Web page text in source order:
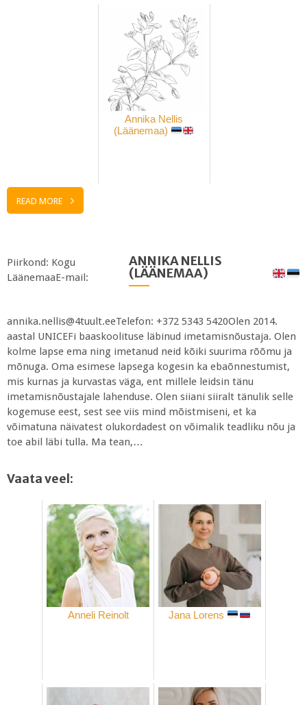
Annika Nellis
(Läänemaa)
READ MORE
ANNIKA NELLIS
(LÄÄNEMAA)
Piirkond: Kogu
LäänemaaE-mail:
annika.nellis@4tuult.eeTelefon: +372 5343 5420Olen 2014.
aastal UNICEFi baaskoolituse läbinud imetamisnõustaja. Olen
kolme lapse ema ning imetanud neid kõiki suurima rõõmu ja
mõnuga. Oma esimese lapsega kogesin ka ebaõnnestumist,
mis kurnas ja kurvastas väga, ent millele leidsin tänu
imetamisnõustajale lahenduse. Olen siiani siiralt tänulik selle
kogemuse eest, sest see viis mind mõistmiseni, et ka
võimatuna näivatest olukordadest on võimalik teadliku nõu ja
toe abil läbi tulla. Ma tean,…
Vaata veel:
Anneli Reinolt Jana Lorens